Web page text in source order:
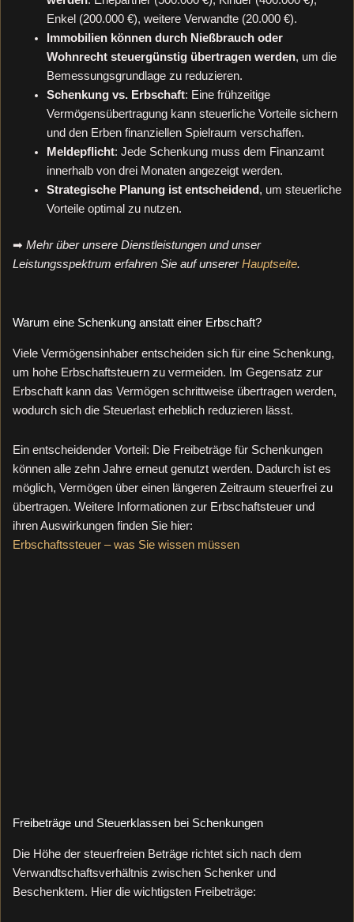
Enkel (200.000 €), weitere Verwandte (20.000 €).
Immobilien können durch Nießbrauch oder
Wohnrecht steuergünstig übertragen werden, um die
Bemessungsgrundlage zu reduzieren.
Schenkung vs. Erbschaft: Eine frühzeitige
Vermögensübertragung kann steuerliche Vorteile sichern
und den Erben finanziellen Spielraum verschaffen.
Meldepflicht: Jede Schenkung muss dem Finanzamt
innerhalb von drei Monaten angezeigt werden.
Strategische Planung ist entscheidend , um steuerliche
Vorteile optimal zu nutzen.
➡ Mehr über unsere Dienstleistungen und unser
Leistungsspektrum erfahren Sie auf unsererHauptseite.
Warum eine Schenkung anstatt einer Erbschaft?
Viele Vermögensinhaber entscheiden sich für eine Schenkung,
um hohe Erbschaftsteuern zu vermeiden. Im Gegensatz zur
Erbschaft kann das Vermögen schrittweise übertragen werden,
wodurch sich die Steuerlast erheblich reduzieren lässt.
Ein entscheidender Vorteil: Die Freibeträge für Schenkungen
können alle zehn Jahre erneut genutzt werden. Dadurch ist es
möglich, Vermögen über einen längeren Zeitraum steuerfrei zu
übertragen. Weitere Informationen zur Erbschaftsteuer und
ihren Auswirkungen finden Sie hier:
Erbschaftssteuer – was Sie wissen müssen
Freibeträge und Steuerklassen bei Schenkungen
Die Höhe der steuerfreien Beträge richtet sich nach dem
Verwandtschaftsverhältnis zwischen Schenker und
Beschenktem. Hier die wichtigsten Freibeträge: